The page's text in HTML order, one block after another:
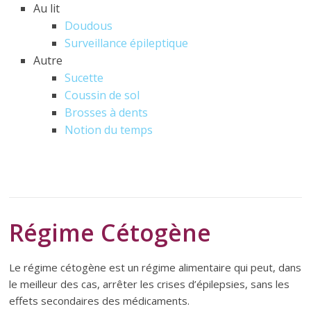
Au lit
Doudous
Surveillance épileptique
Autre
Sucette
Coussin de sol
Brosses à dents
Notion du temps
Régime Cétogène
Le régime cétogène est un régime alimentaire qui peut, dans
le meilleur des cas, arrêter les crises d’épilepsies, sans les
effets secondaires des médicaments.